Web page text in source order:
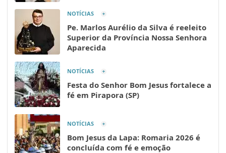
NOTÍCIAS
Pe. Marlos Aurélio da Silva é reeleito
Superior da Província Nossa Senhora
Aparecida
NOTÍCIAS
Festa do Senhor Bom Jesus fortalece a
fé em Pirapora (SP)
NOTÍCIAS
Bom Jesus da Lapa: Romaria 2026 é
concluída com fé e emoção